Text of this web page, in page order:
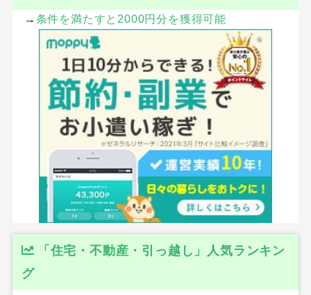
→ 条件を満たすと2000円分を獲得可能
「住宅・不動産・引っ越し」人気ランキン
グ